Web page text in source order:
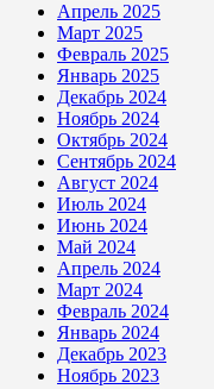
Апрель 2025
Март 2025
Февраль 2025
Январь 2025
Декабрь 2024
Ноябрь 2024
Октябрь 2024
Сентябрь 2024
Август 2024
Июль 2024
Июнь 2024
Май 2024
Апрель 2024
Март 2024
Февраль 2024
Январь 2024
Декабрь 2023
Ноябрь 2023